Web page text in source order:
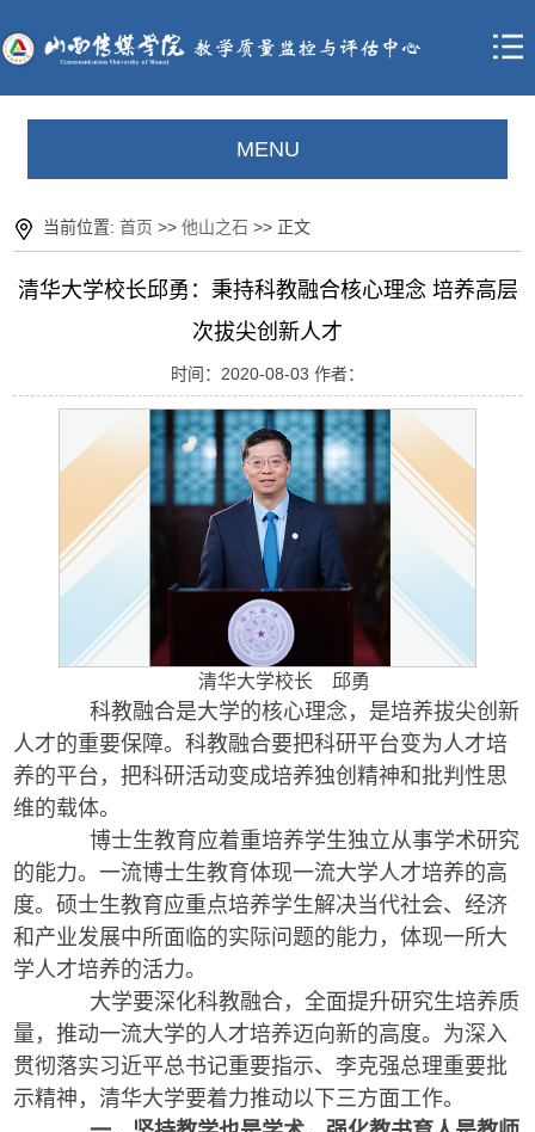
MENU
当前位置:首页 >>他山之石 >> 正文
清华大学校长邱勇：秉持科教融合核心理念 培养高层
次拔尖创新人才
时间：2020-08-03 作者：
清华大学校长 邱勇
科教融合是大学的核心理念，是培养拔尖创新
人才的重要保障。科教融合要把科研平台变为人才培
养的平台，把科研活动变成培养独创精神和批判性思
维的载体。
博士生教育应着重培养学生独立从事学术研究
的能力。一流博士生教育体现一流大学人才培养的高
度。硕士生教育应重点培养学生解决当代社会、经济
和产业发展中所面临的实际问题的能力，体现一所大
学人才培养的活力。
大学要深化科教融合，全面提升研究生培养质
量，推动一流大学的人才培养迈向新的高度。为深入
贯彻落实习近平总书记重要指示、李克强总理重要批
示精神，清华大学要着力推动以下三方面工作。